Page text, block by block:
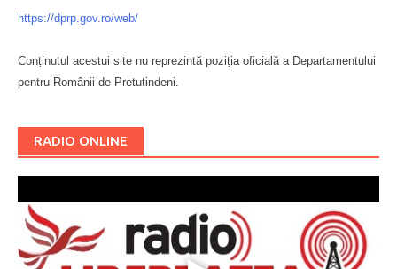
https://dprp.gov.ro/web/
Conținutul acestui site nu reprezintă poziția oficială a Departamentului
pentru Românii de Pretutindeni.
RADIO ONLINE